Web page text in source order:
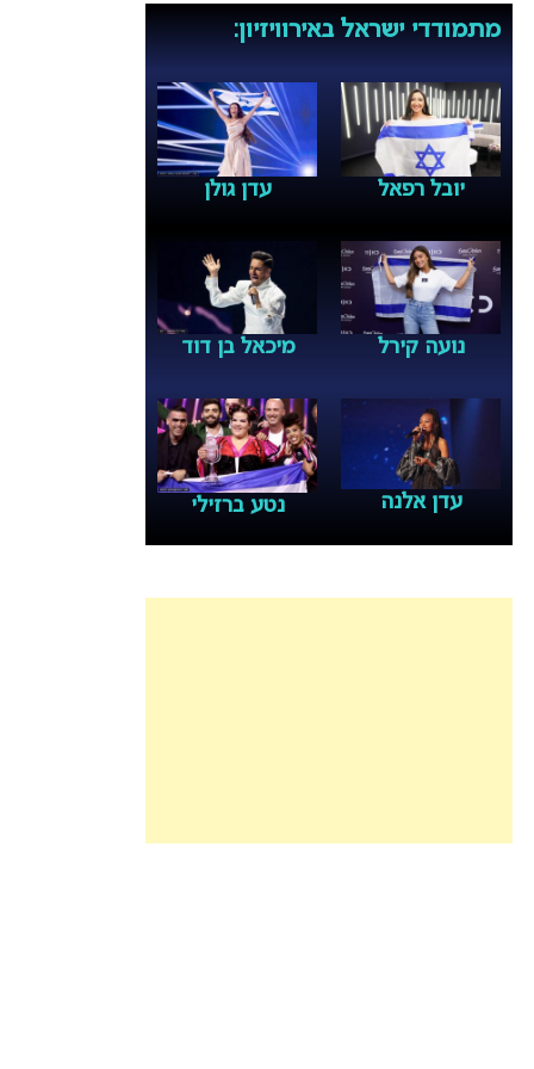
מתמודדי ישראל באירוויזיון:
יובל רפאל עדן גולן
נועה קירל מיכאל בן דוד
עדן אלנה נטע ברזילי